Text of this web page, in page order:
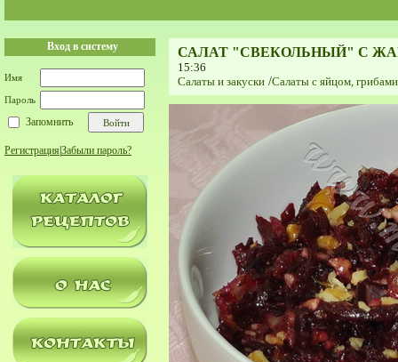
Вход в систему
Имя
Пароль
Запомнить
Регистрация Забыли пароль?
САЛАТ "СВЕКОЛЬНЫЙ" С
15:36
Салаты и закуски /Салаты с яйцом,